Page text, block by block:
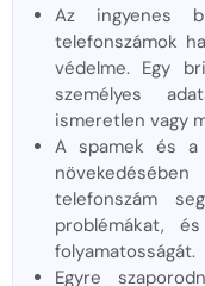
Az ingyenes
telefonszámok
védelme. Egy
személyes
ismeretlen vagy
A spamek és a
telefonszám
problémákat,
folyamatosságát.
Egyre